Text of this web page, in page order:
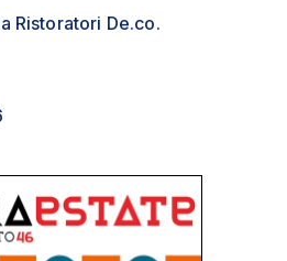
Ristoratori De.co.